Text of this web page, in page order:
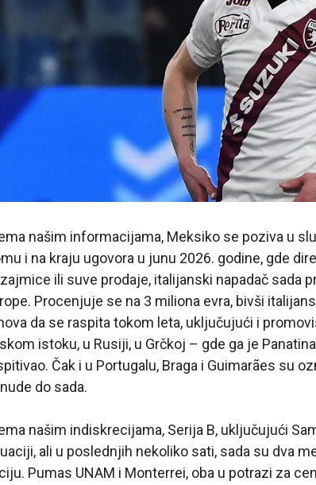
našim informacijama, Meksiko se poziva u
i na kraju ugovora u junu 2026. godine, gde
ili suve prodaje, italijanski napadač sada
Procenjuje se na 3 miliona evra, bivši
da se raspita tokom leta, uključujući i
istoku, u Rusiji, u Grčkoj – gde ga je
Čak i u Portugalu, Braga i Guimarães su
do sada.
našim indiskrecijama, Serija B, uključujući
ali u poslednjih nekoliko sati, sada su dva
Pumas UNAM i Monterrei, oba u potrazi za